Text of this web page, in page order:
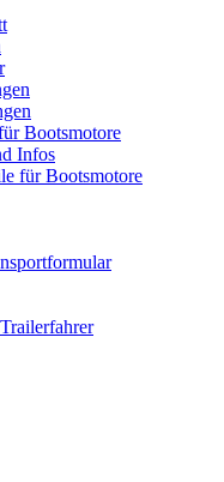
Bootsmotore
Infos
für Bootsmotore